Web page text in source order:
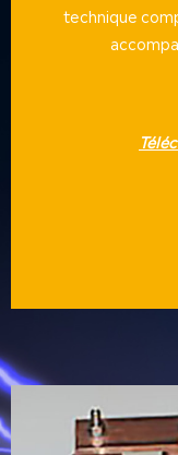
technique